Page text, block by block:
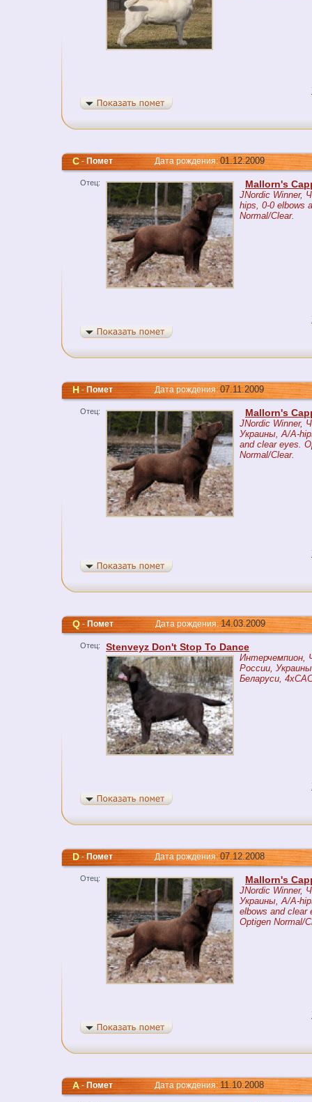
C-ПометДата рождения:01.12.2009
Отец: Mallorn's
JNordic Winner,
hips, 0-0 elbows
Normal/Clear.
H-ПометДата рождения:07.11.2009
Отец: Mallorn's
JNordic Winner,
Украины, A/A-
and clear eyes.
Normal/Clear.
Q-ПометДата рождения:14.03.2009
Отец: Stenveyz Don't Stop To Dance
Интерчемпион,
России,
Беларуси,
D-ПометДата рождения:07.12.2008
Отец: Mallorn's
JNordic Winner,
Украины, A/A-
elbows and clear
Optigen Normal/
A-ПометДата рождения:11.10.2008